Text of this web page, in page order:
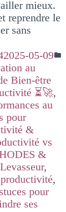
mieux.
reprendre le
sans
2025-05-09
au
Bien-être
⏳🚀,
au
pour
&
vs
&
,
,
pour
ses